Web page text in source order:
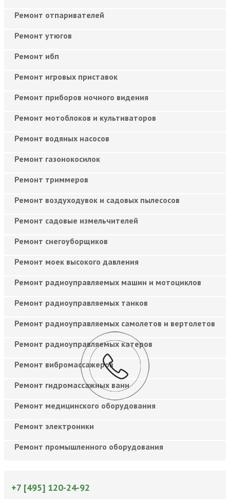
Ремонт отпаривателей
Ремонт утюгов
Ремонт ибп
Ремонт игровых приставок
Ремонт приборов ночного видения
Ремонт мотоблоков и культиваторов
Ремонт водяных насосов
Ремонт газонокосилок
Ремонт триммеров
Ремонт воздуходувок и садовых пылесосов
Ремонт садовые измельчителей
Ремонт снегоуборщиков
Ремонт моек высокого давления
Ремонт радиоуправляемых машин и мотоциклов
Ремонт радиоуправляемых танков
Ремонт радиоуправляемых самолетов и вертолетов
Ремонт радиоуправляемых катеров
Ремонт вибромассажеров
Ремонт гидромассажных ванн
Ремонт медицинского оборудования
Ремонт электроники
Ремонт промышленного оборудования
+7 [495] 120-24-92